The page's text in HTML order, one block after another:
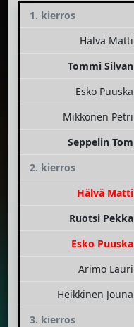
1. kierros
Hälvä Matti
Tommi Silvan
Esko Puuska
Mikkonen Petri
Seppelin Tom
2. kierros
Hälvä Matti
Ruotsi Pekka
Esko Puuska
Arimo Lauri
Heikkinen Jouna
3. kierros